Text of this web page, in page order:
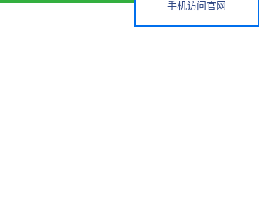
手机访问官网